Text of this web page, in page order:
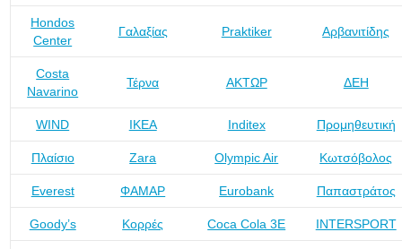
Hondos
Center
Γαλαξίας Praktiker Αρβανιτίδης
Costa
Navarino
Τέρνα ΑΚΤΩΡ ΔΕΗ
WIND IKEA Inditex Προμηθευτική
Πλαίσιο Zara Olympic Air Κωτσόβολος
Everest ΦΑΜΑΡ Eurobank Παπαστράτος
Goody’s Κορρές Coca Cola 3Ε INTERSPORT